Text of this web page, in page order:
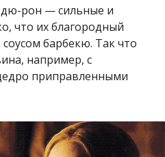
рон — сильные и
что их благородный
барбекю. Так что
например, с
приправленными